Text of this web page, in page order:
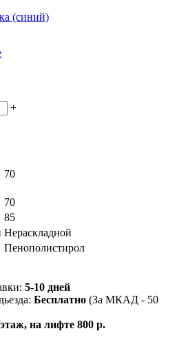
+
70
70
85
Нераскладной
Пенополистирол
5-10 дней
Бесплатно (За МКАД - 50
на лифте 800 р.